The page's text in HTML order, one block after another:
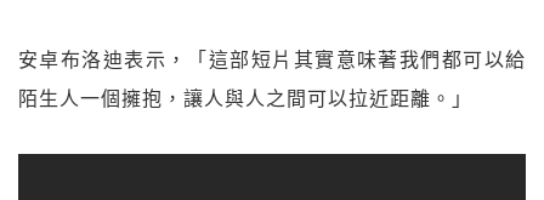
安卓布洛迪表示，「這部短片其實意味著我們都可以給
陌生人一個擁抱，讓人與人之間可以拉近距離。」